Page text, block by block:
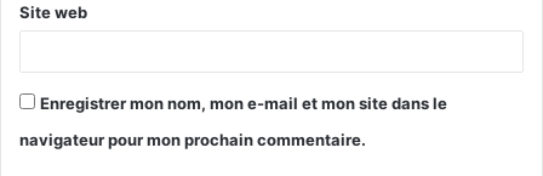
Site web
Enregistrer mon nom, mon e-mail et mon site dans le
navigateur pour mon prochain commentaire.